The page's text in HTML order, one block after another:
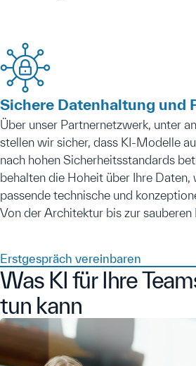
Sichere Datenhaltung und
Über unser Partnernetzwerk, unter
stellen wir sicher, dass KI-Modelle
nach hohen Sicherheitsstandards
behalten die Hoheit über Ihre Daten,
passende technische und
Von der Architektur bis zur
Erstgespräch vereinbaren
Was KI für Ihre
tun kann